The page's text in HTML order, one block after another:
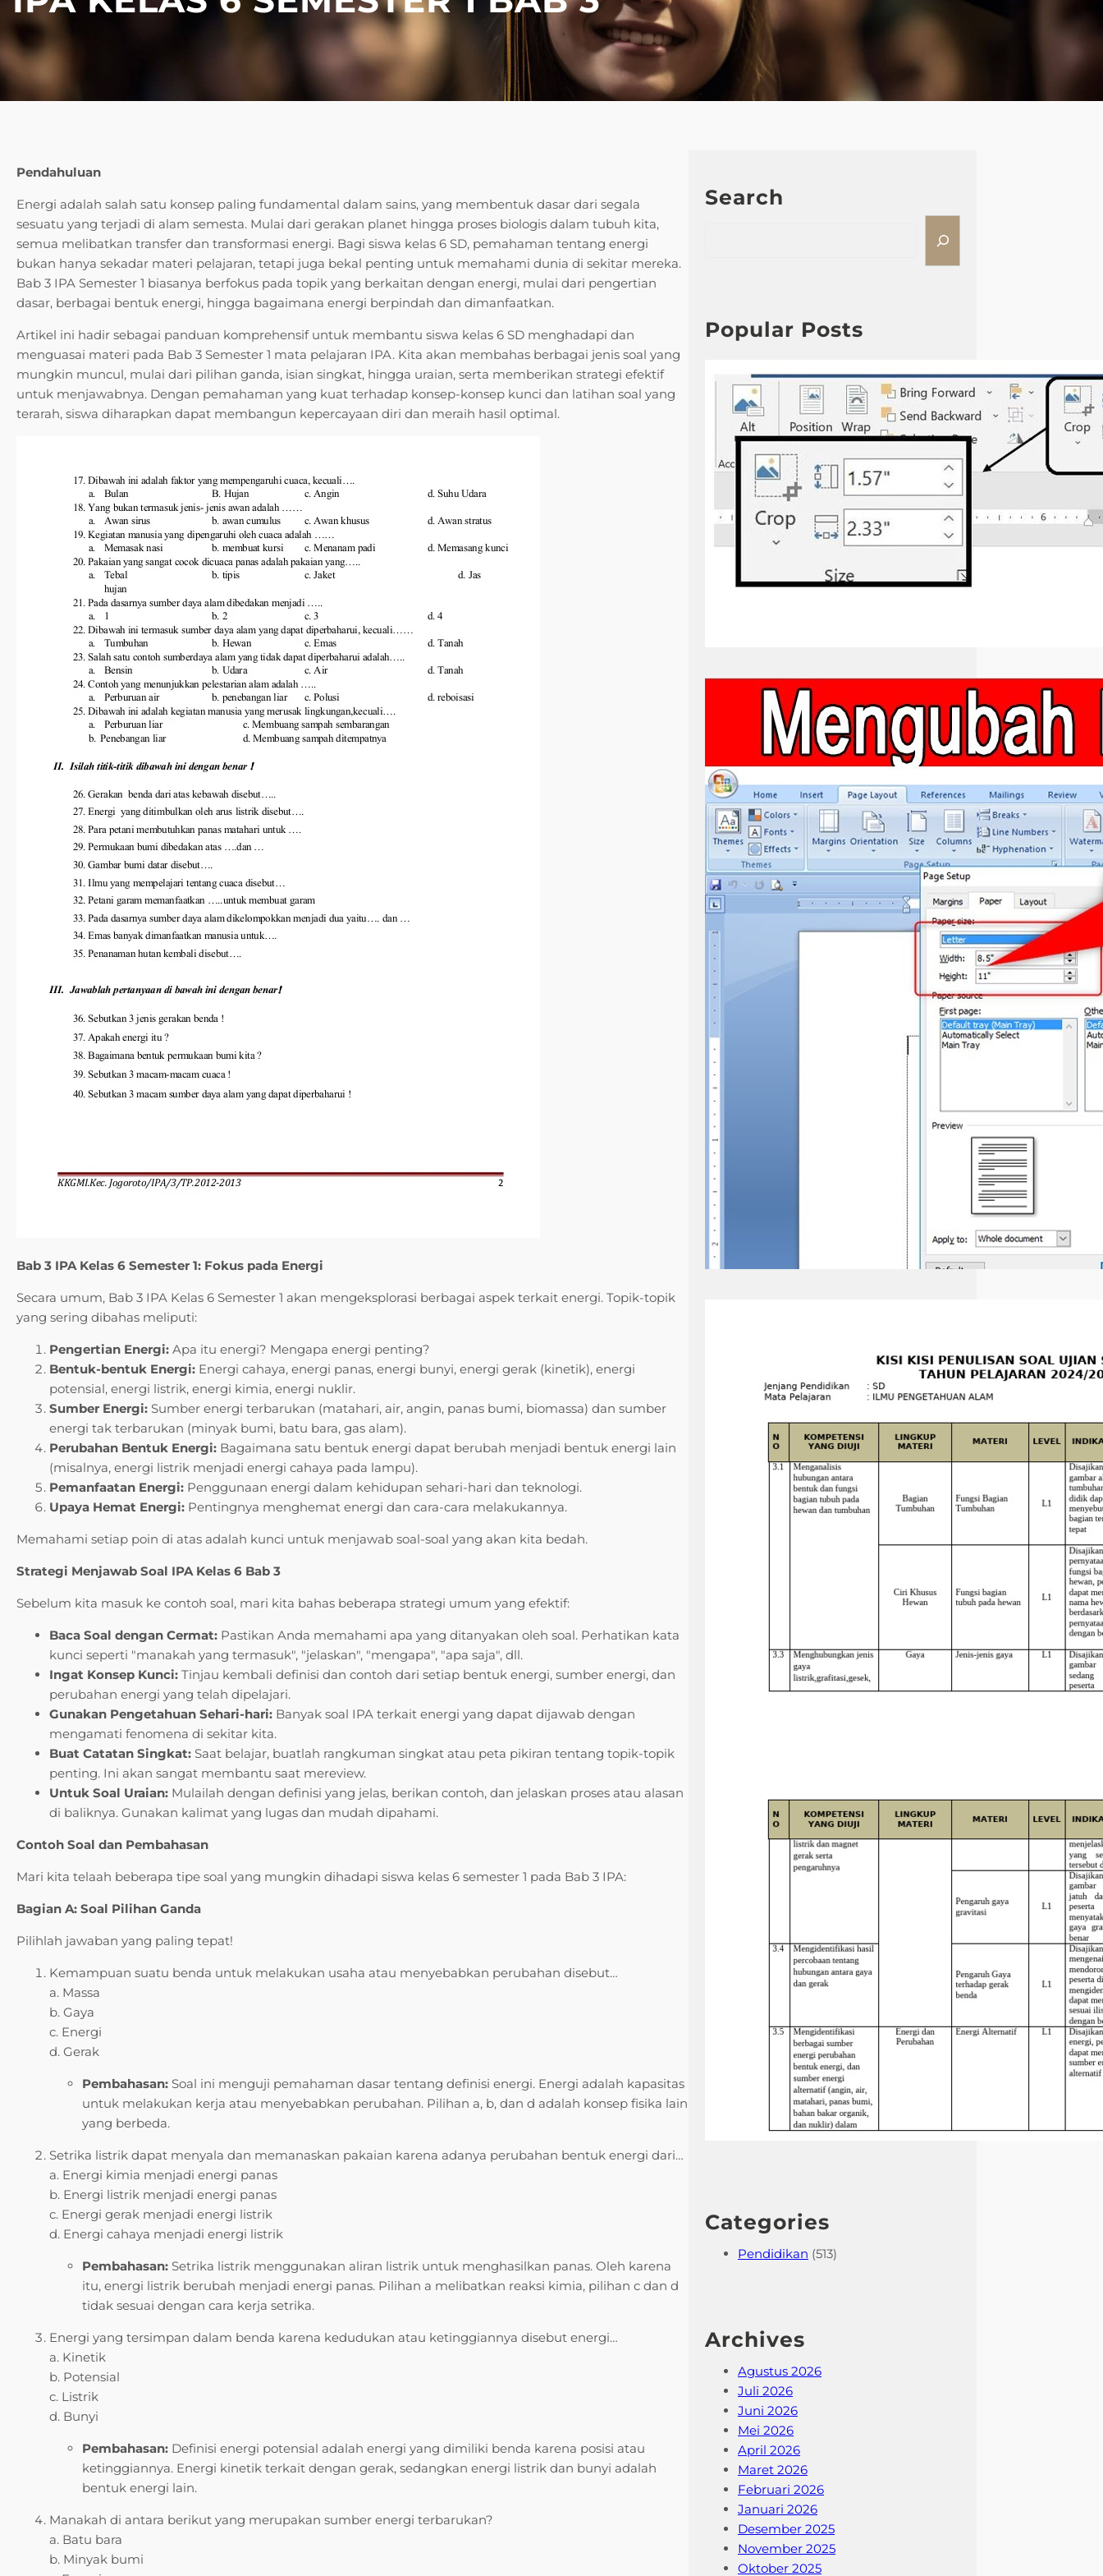
Pendahuluan
Energi adalah salah satu konsep paling fundamental dalam sains, yang membentuk dasar dari segala
sesuatu yang terjadi di alam semesta. Mulai dari gerakan planet hingga proses biologis dalam tubuh kita,
semua melibatkan transfer dan transformasi energi. Bagi siswa kelas 6 SD, pemahaman tentang energi
bukan hanya sekadar materi pelajaran, tetapi juga bekal penting untuk memahami dunia di sekitar mereka.
Bab 3 IPA Semester 1 biasanya berfokus pada topik yang berkaitan dengan energi, mulai dari pengertian
dasar, berbagai bentuk energi, hingga bagaimana energi berpindah dan dimanfaatkan.
Artikel ini hadir sebagai panduan komprehensif untuk membantu siswa kelas 6 SD menghadapi dan
menguasai materi pada Bab 3 Semester 1 mata pelajaran IPA. Kita akan membahas berbagai jenis soal yang
mungkin muncul, mulai dari pilihan ganda, isian singkat, hingga uraian, serta memberikan strategi efektif
untuk menjawabnya. Dengan pemahaman yang kuat terhadap konsep-konsep kunci dan latihan soal yang
terarah, siswa diharapkan dapat membangun kepercayaan diri dan meraih hasil optimal.
Bab 3 IPA Kelas 6 Semester 1: Fokus pada Energi
Secara umum, Bab 3 IPA Kelas 6 Semester 1 akan mengeksplorasi berbagai aspek terkait energi. Topik-topik
yang sering dibahas meliputi:
Pengertian Energi: Apa itu energi? Mengapa energi penting?
Bentuk-bentuk Energi: Energi cahaya, energi panas, energi bunyi, energi gerak (kinetik), energi
potensial, energi listrik, energi kimia, energi nuklir.
Sumber Energi: Sumber energi terbarukan (matahari, air, angin, panas bumi, biomassa) dan sumber
energi tak terbarukan (minyak bumi, batu bara, gas alam).
Perubahan Bentuk Energi: Bagaimana satu bentuk energi dapat berubah menjadi bentuk energi lain
(misalnya, energi listrik menjadi energi cahaya pada lampu).
Pemanfaatan Energi: Penggunaan energi dalam kehidupan sehari-hari dan teknologi.
Upaya Hemat Energi: Pentingnya menghemat energi dan cara-cara melakukannya.
Memahami setiap poin di atas adalah kunci untuk menjawab soal-soal yang akan kita bedah.
Strategi Menjawab Soal IPA Kelas 6 Bab 3
Sebelum kita masuk ke contoh soal, mari kita bahas beberapa strategi umum yang efektif:
Baca Soal dengan Cermat: Pastikan Anda memahami apa yang ditanyakan oleh soal. Perhatikan kata
kunci seperti "manakah yang termasuk", "jelaskan", "mengapa", "apa saja", dll.
Ingat Konsep Kunci: Tinjau kembali definisi dan contoh dari setiap bentuk energi, sumber energi, dan
perubahan energi yang telah dipelajari.
Gunakan Pengetahuan Sehari-hari: Banyak soal IPA terkait energi yang dapat dijawab dengan
mengamati fenomena di sekitar kita.
Buat Catatan Singkat: Saat belajar, buatlah rangkuman singkat atau peta pikiran tentang topik-topik
penting. Ini akan sangat membantu saat mereview.
Untuk Soal Uraian: Mulailah dengan definisi yang jelas, berikan contoh, dan jelaskan proses atau alasan
di baliknya. Gunakan kalimat yang lugas dan mudah dipahami.
Contoh Soal dan Pembahasan
Mari kita telaah beberapa tipe soal yang mungkin dihadapi siswa kelas 6 semester 1 pada Bab 3 IPA:
Bagian A: Soal Pilihan Ganda
Pilihlah jawaban yang paling tepat!
Kemampuan suatu benda untuk melakukan usaha atau menyebabkan perubahan disebut…
a. Massa
b. Gaya
c. Energi
d. Gerak
Pembahasan: Soal ini menguji pemahaman dasar tentang definisi energi. Energi adalah kapasitas
untuk melakukan kerja atau menyebabkan perubahan. Pilihan a, b, dan d adalah konsep fisika lain
yang berbeda.
Setrika listrik dapat menyala dan memanaskan pakaian karena adanya perubahan bentuk energi dari…
a. Energi kimia menjadi energi panas
b. Energi listrik menjadi energi panas
c. Energi gerak menjadi energi listrik
d. Energi cahaya menjadi energi listrik
Pembahasan: Setrika listrik menggunakan aliran listrik untuk menghasilkan panas. Oleh karena
itu, energi listrik berubah menjadi energi panas. Pilihan a melibatkan reaksi kimia, pilihan c dan d
tidak sesuai dengan cara kerja setrika.
Energi yang tersimpan dalam benda karena kedudukan atau ketinggiannya disebut energi…
a. Kinetik
b. Potensial
c. Listrik
d. Bunyi
Pembahasan: Definisi energi potensial adalah energi yang dimiliki benda karena posisi atau
ketinggiannya. Energi kinetik terkait dengan gerak, sedangkan energi listrik dan bunyi adalah
bentuk energi lain.
Manakah di antara berikut yang merupakan sumber energi terbarukan?
a. Batu bara
b. Minyak bumi
Search
h
Popular Posts
Cara Mengubah Ukuran
Gambar Secara Masal di
Word Ternyata Semudah
Ini, Wajib Tahu Agar
Hemat Waktu
Pelajari cara mengubah ukuran
gambar secara masal di Word
praktis untuk hasil dokumen yang
Ternyata Semudah Ini Cara
Mengubah Ukuran Inchi ke
Cm di Word 2007, 3
Langkah Praktis Tanpa
Ribet
Panduan lengkap cara
mengubah ukuran inchi ke cm di
word 2007 dengan mudah. Ikuti
langkah praktis untuk mengatur
margin dan ukuran objek dalam
3 Semester 1 Lengkap Kisi
Kisi Ulangan Harian dan
Soal SD Kelas 3 Terbaru
Kisi kisi ulangan harian dan soal
SD kelas 3 matematika semester 1
lengkap dengan kunci jawaban,
latihan pilihan ganda dan essay
Categories
Pendidikan (513)
Archives
Agustus 2026
Juli 2026
Juni 2026
Mei 2026
April 2026
Maret 2026
Februari 2026
Januari 2026
Desember 2025
November 2025
Oktober 2025